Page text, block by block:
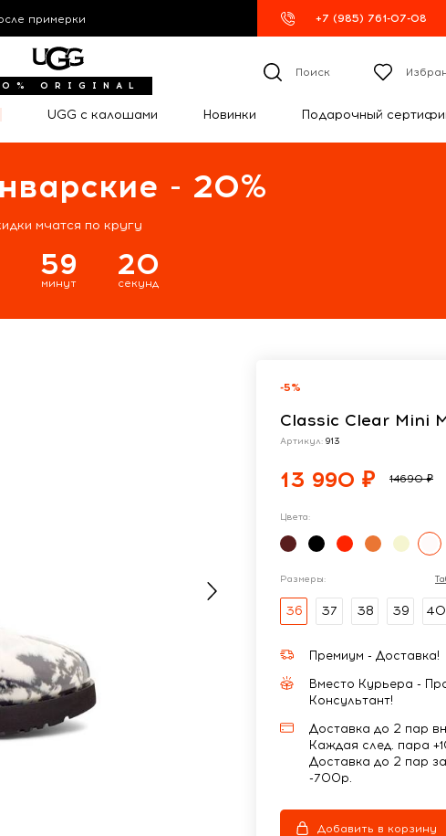
примерки +7 (985) 761-07-08
ORIGINAL
Поиск
UGG с калошами Новинки Подарочный
- 20%
мчатся по кругу
59
минут
19
секунд
-5%
Classic Clear Mini
Артикул: 913
13 990 ₽ 14690 ₽
Цвета:
Размеры:
36 37 38 39 40
Премиум - Доставка!
Вместо Курьера -
Консультант!
Доставка до 2 пар
Каждая след. пара
Доставка до 2 пар
-700р.
Добавить в корзину